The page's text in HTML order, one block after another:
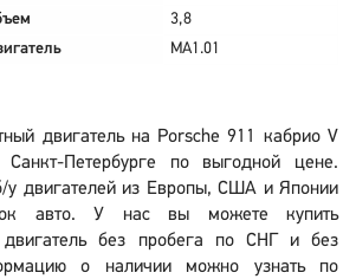
3,8
MA1.01
двигатель на Porsche 911 кабрио V
Петербурге по выгодной цене.
у двигателей из Европы, США и Японии
авто. У нас вы можете купить
двигатель без пробега по СНГ и без
о наличии можно узнать по